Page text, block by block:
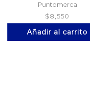
Puntomerca
$8,550
Añadir al carrito